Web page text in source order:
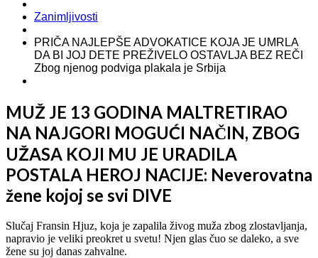
Zanimljivosti
PRIČA NAJLEPŠE ADVOKATICE KOJA JE UMRLA
DA BI JOJ DETE PREŽIVELO OSTAVLJA BEZ REČI
Zbog njenog podviga plakala je Srbija
MUŽ JE 13 GODINA MALTRETIRAO
NA NAJGORI MOGUĆI NAČIN, ZBOG
UŽASA KOJI MU JE URADILA
POSTALA HEROJ NACIJE: Neverovatna
žene kojoj se svi DIVE
Slučaj Fransin Hjuz, koja je zapalila živog muža zbog zlostavljanja,
napravio je veliki preokret u svetu! Njen glas čuo se daleko, a sve
žene su joj danas zahvalne.